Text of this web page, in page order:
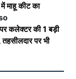
कीट का
कलेक्टर की 1 बड़ी
तहसीलदार पर भी